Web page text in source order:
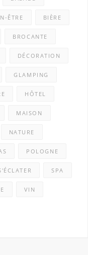
ÊTRE BIÈRE
BROCANTE
DÉCORATION
GLAMPING
HÔTEL
MAISON
NATURE
POLOGNE
SPA
VIN